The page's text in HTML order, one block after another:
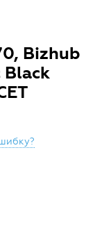
Bizhub
Black